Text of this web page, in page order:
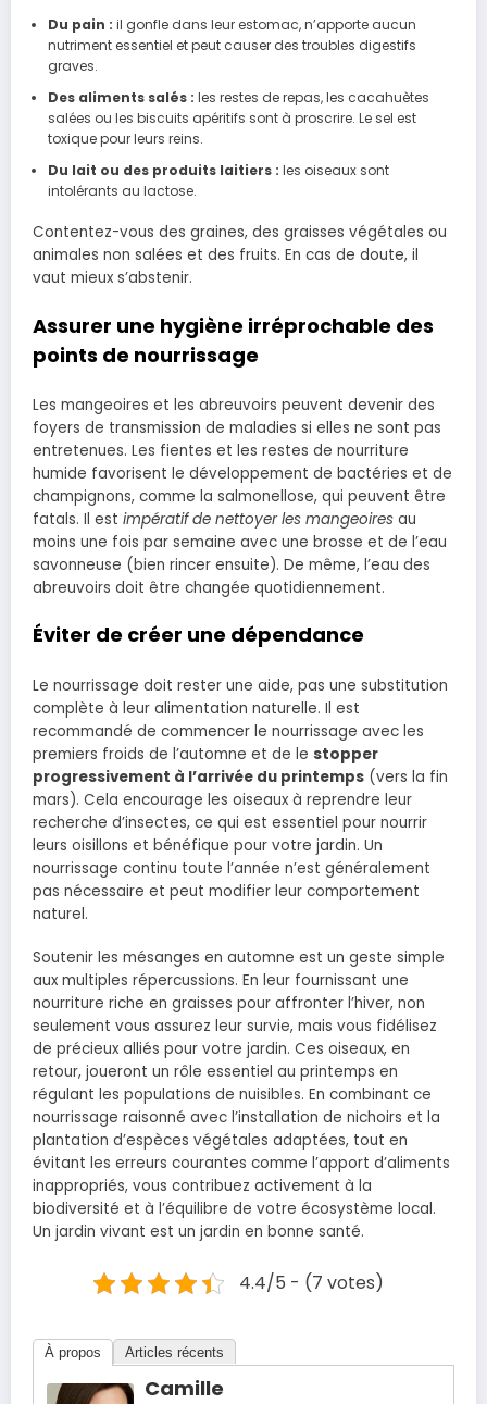
Du pain : il gonfle dans leur estomac, n’apporte aucun
nutriment essentiel et peut causer des troubles digestifs
graves.
Des aliments salés : les restes de repas, les cacahuètes
salées ou les biscuits apéritifs sont à proscrire. Le sel est
toxique pour leurs reins.
Du lait ou des produits laitiers : les oiseaux sont
intolérants au lactose.
Contentez-vous des graines, des graisses végétales ou
animales non salées et des fruits. En cas de doute, il
vaut mieux s’abstenir.
Assurer une hygiène irréprochable des
points de nourrissage
Les mangeoires et les abreuvoirs peuvent devenir des
foyers de transmission de maladies si elles ne sont pas
entretenues. Les fientes et les restes de nourriture
humide favorisent le développement de bactéries et de
champignons, comme la salmonellose, qui peuvent être
fatals. Il est impératif de nettoyer les mangeoires au
moins une fois par semaine avec une brosse et de l’eau
savonneuse (bien rincer ensuite). De même, l’eau des
abreuvoirs doit être changée quotidiennement.
Éviter de créer une dépendance
Le nourrissage doit rester une aide, pas une substitution
complète à leur alimentation naturelle. Il est
recommandé de commencer le nourrissage avec les
premiers froids de l’automne et de le stopper
progressivement à l’arrivée du printemps (vers la fin
mars). Cela encourage les oiseaux à reprendre leur
recherche d’insectes, ce qui est essentiel pour nourrir
leurs oisillons et bénéfique pour votre jardin. Un
nourrissage continu toute l’année n’est généralement
pas nécessaire et peut modifier leur comportement
naturel.
Soutenir les mésanges en automne est un geste simple
aux multiples répercussions. En leur fournissant une
nourriture riche en graisses pour affronter l’hiver, non
seulement vous assurez leur survie, mais vous fidélisez
de précieux alliés pour votre jardin. Ces oiseaux, en
retour, joueront un rôle essentiel au printemps en
régulant les populations de nuisibles. En combinant ce
nourrissage raisonné avec l’installation de nichoirs et la
plantation d’espèces végétales adaptées, tout en
évitant les erreurs courantes comme l’apport d’aliments
inappropriés, vous contribuez activement à la
biodiversité et à l’équilibre de votre écosystème local.
Un jardin vivant est un jardin en bonne santé.
4.4/5 - (7 votes)
À propos Articles récents
Camille